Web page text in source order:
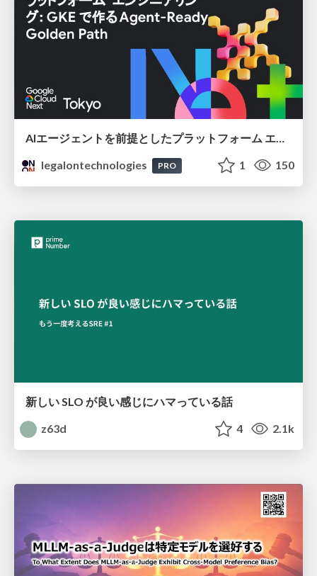
AIエージェントを前提としたプラットフォーム エンジニアリング：GKEで作るAgent-Ready Golden Path
legalontechnologies
PRO 1 150
新しい SLO が良い感じにハマっている話
z63d
4 2.1k